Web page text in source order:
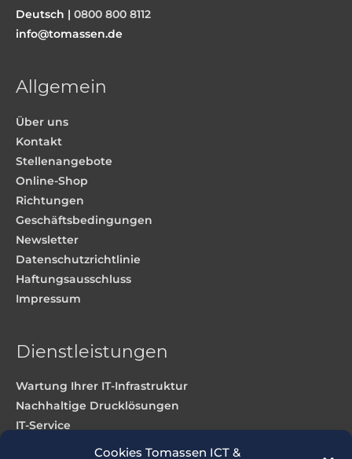
Cookies Tomassen ICT &
Deutsch | 0800 800 8112
info@tomassen.de
Allgemein
Über uns
Kontakt
Stellenangebote
Online-Shop
Richtungen
Geschäftsbedingungen
Newsletter
Datenschutzrichtlinie
Haftungsausschluss
Impressum
Dienstleistungen
Wartung Ihrer IT-Infrastruktur
Nachhaltige Drucklösungen
IT-Service
Webdesign und Hosting